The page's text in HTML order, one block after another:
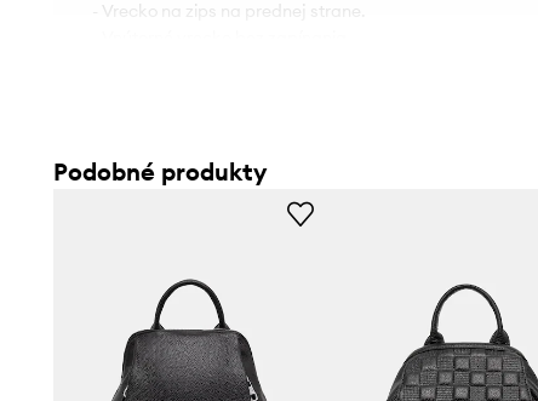
- Vrecko na zips na prednej strane.
Podobné produkty